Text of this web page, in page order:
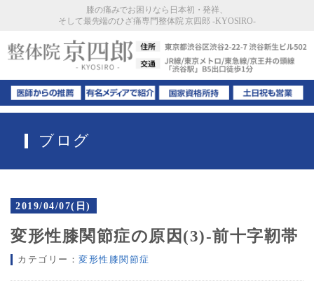
膝の痛みでお困りなら日本初・発祥、
そして最先端のひざ痛専門整体院 京四郎 -KYOSIRO-
ブログ
2019/04/07(日)
変形性膝関節症の原因(3)-前十字靭帯
カテゴリー： 変形性膝関節症